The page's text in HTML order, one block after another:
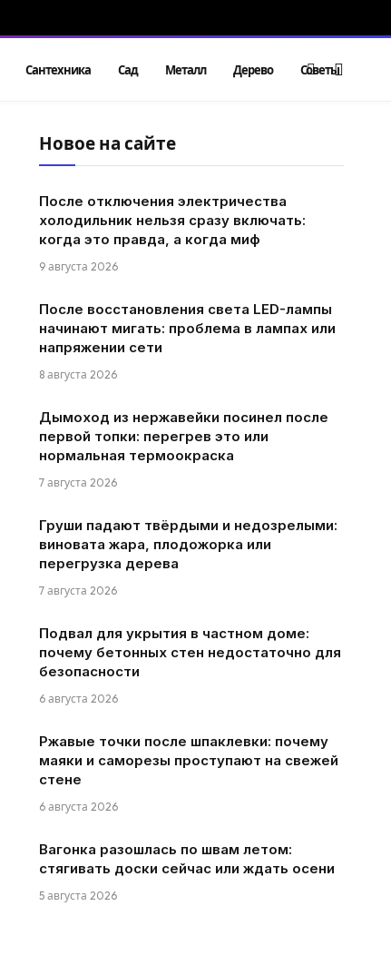
Сантехника Сад Металл Дерево Советы
Новое на сайте
После отключения электричества
холодильник нельзя сразу включать:
когда это правда, а когда миф
9 августа 2026
После восстановления света LED-лампы
начинают мигать: проблема в лампах или
напряжении сети
8 августа 2026
Дымоход из нержавейки посинел после
первой топки: перегрев это или
нормальная термоокраска
7 августа 2026
Груши падают твёрдыми и недозрелыми:
виновата жара, плодожорка или
перегрузка дерева
7 августа 2026
Подвал для укрытия в частном доме:
почему бетонных стен недостаточно для
безопасности
6 августа 2026
Ржавые точки после шпаклевки: почему
маяки и саморезы проступают на свежей
стене
6 августа 2026
Вагонка разошлась по швам летом:
стягивать доски сейчас или ждать осени
5 августа 2026